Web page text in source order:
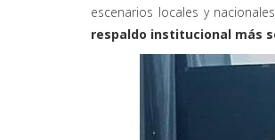
escenarios locales y
respaldo institucional más